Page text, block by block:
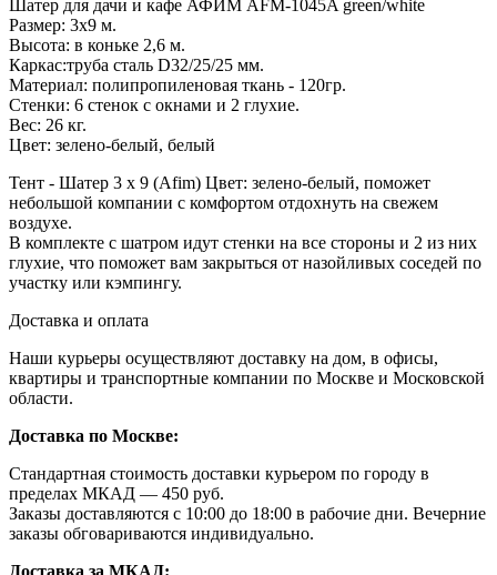
Шатер для дачи и кафе АФИМ AFM-1045A green/white
Размер: 3x9 м.
Высота: в коньке 2,6 м.
Каркас:труба сталь D32/25/25 мм.
Материал: полипропиленовая ткань - 120гр.
Стенки: 6 стенок с окнами и 2 глухие.
Вес: 26 кг.
Цвет: зелено-белый, белый
Тент - Шатер 3 х 9 (Afim) Цвет: зелено-белый, поможет
небольшой компании с комфортом отдохнуть на свежем
воздухе.
В комплекте с шатром идут стенки на все стороны и 2 из них
глухие, что поможет вам закрыться от назойливых соседей по
участку или кэмпингу.
Доставка и оплата
Наши курьеры осуществляют доставку на дом, в офисы,
квартиры и транспортные компании по Москве и Московской
области.
Доставка по Москве:
Стандартная стоимость доставки курьером по городу в
пределах МКАД — 450 руб.
Заказы доставляются с 10:00 до 18:00 в рабочие дни. Вечерние
заказы обговариваются индивидуально.
Доставка за МКАД: